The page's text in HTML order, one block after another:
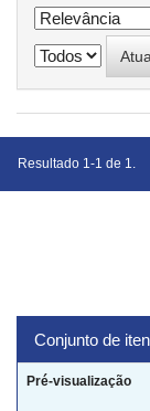
Resultado 1-1 de 1.
Conjunto de
Pré-visualização